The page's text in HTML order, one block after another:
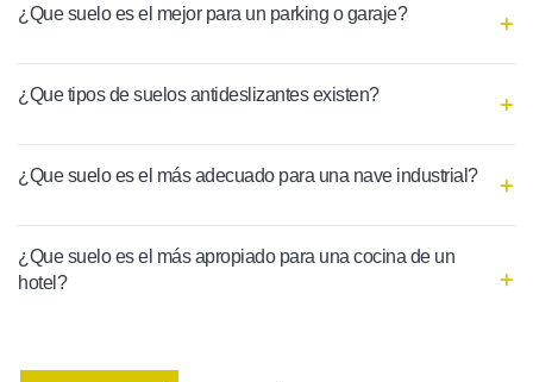
¿Que suelo es el mejor para un parking o garaje?
¿Que tipos de suelos antideslizantes existen?
¿Que suelo es el más adecuado para una nave industrial?
¿Que suelo es el más apropiado para una cocina de un
hotel?